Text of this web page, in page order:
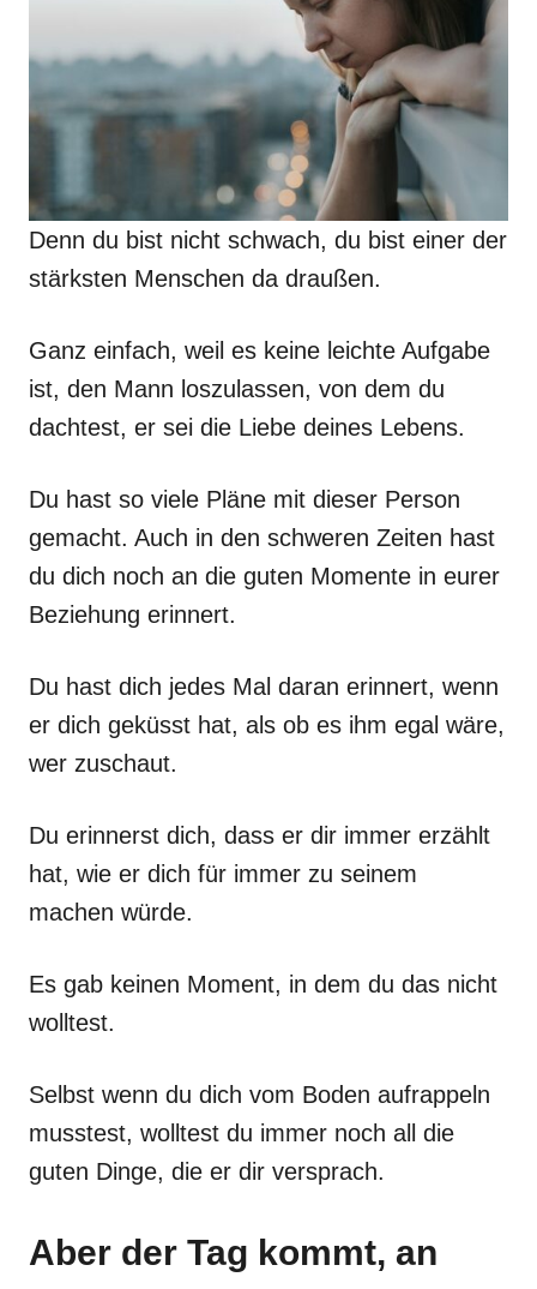
Denn du bist nicht schwach, du bist einer der
stärksten Menschen da draußen.
Ganz einfach, weil es keine leichte Aufgabe
ist, den Mann loszulassen, von dem du
dachtest, er sei die Liebe deines Lebens.
Du hast so viele Pläne mit dieser Person
gemacht. Auch in den schweren Zeiten hast
du dich noch an die guten Momente in eurer
Beziehung erinnert.
Du hast dich jedes Mal daran erinnert, wenn
er dich geküsst hat, als ob es ihm egal wäre,
wer zuschaut.
Du erinnerst dich, dass er dir immer erzählt
hat, wie er dich für immer zu seinem
machen würde.
Es gab keinen Moment, in dem du das nicht
wolltest.
Selbst wenn du dich vom Boden aufrappeln
musstest, wolltest du immer noch all die
guten Dinge, die er dir versprach.
Aber der Tag kommt, an